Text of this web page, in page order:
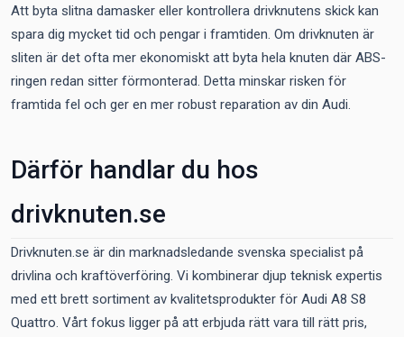
Att byta slitna damasker eller kontrollera drivknutens skick kan
spara dig mycket tid och pengar i framtiden. Om drivknuten är
sliten är det ofta mer ekonomiskt att byta hela knuten där ABS-
ringen redan sitter förmonterad. Detta minskar risken för
framtida fel och ger en mer robust reparation av din Audi.
Därför handlar du hos
drivknuten.se
Drivknuten.se är din marknadsledande svenska specialist på
drivlina och kraftöverföring. Vi kombinerar djup teknisk expertis
med ett brett sortiment av kvalitetsprodukter för Audi A8 S8
Quattro. Vårt fokus ligger på att erbjuda rätt vara till rätt pris,